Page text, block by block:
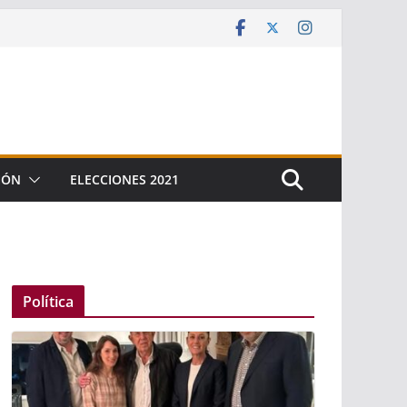
ELECCIONES 2021
Política